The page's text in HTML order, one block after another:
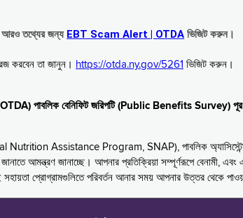
তথ্যের জন্য EBT Scam Alert | OTDA ভিজিট করুন।
করবেন তা জানুন। https://otda.ny.gov/5261 ভিজিট করুন।
(OTDA) পাবলিক বেনিফিট জরিপটি (Public Benefits Survey)
Nutrition Assistance Program, SNAP), পাবলিক
আমন্ত্রণ জানাচ্ছে। আপনার প্রতিক্রিয়া সম্পূর্ণরূপে বেনামী,
প্রোগ্রামগুলিতে পরিবর্তন আনার সময় আপনার উত্তর থেকে